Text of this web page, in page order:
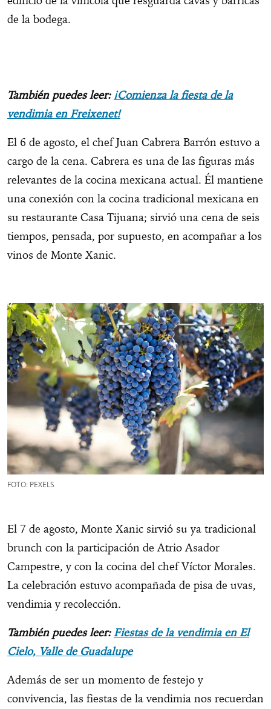
de la bodega.
También puedes leer: ¡Comienza la fiesta de la
vendimia en Freixenet!
El 6 de agosto, el chef Juan Cabrera Barrón estuvo a
cargo de la cena. Cabrera es una de las figuras más
relevantes de la cocina mexicana actual. Él mantiene
una conexión con la cocina tradicional mexicana en
su restaurante Casa Tijuana; sirvió una cena de seis
tiempos, pensada, por supuesto, en acompañar a los
vinos de Monte Xanic.
FOTO: PEXELS
El 7 de agosto, Monte Xanic sirvió su ya tradicional
brunch con la participación de Atrio Asador
Campestre, y con la cocina del chef Víctor Morales.
La celebración estuvo acompañada de pisa de uvas,
vendimia y recolección.
También puedes leer:Fiestas de la vendimia en El
Cielo, Valle de Guadalupe
Además de ser un momento de festejo y
convivencia, las fiestas de la vendimia nos recuerdan